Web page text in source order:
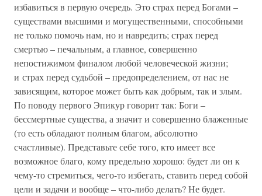
избавиться в первую очередь. Это страх перед Богами –
существами высшими и могущественными, способными
не только помочь нам, но и навредить; страх перед
смертью – печальным, а главное, совершенно
непостижимом финалом любой человеческой жизни;
и страх перед судьбой – предопределением, от нас не
зависящим, которое может быть как добрым, так и злым.
По поводу первого Эпикур говорит так: Боги –
бессмертные существа, а значит и совершенно блаженные
(то есть обладают полным благом, абсолютно
счастливые). Представьте себе того, кто имеет все
возможное благо, кому предельно хорошо: будет ли он к
чему-то стремиться, чего-то избегать, ставить перед собой
цели и задачи и вообще – что-либо делать? Не будет.